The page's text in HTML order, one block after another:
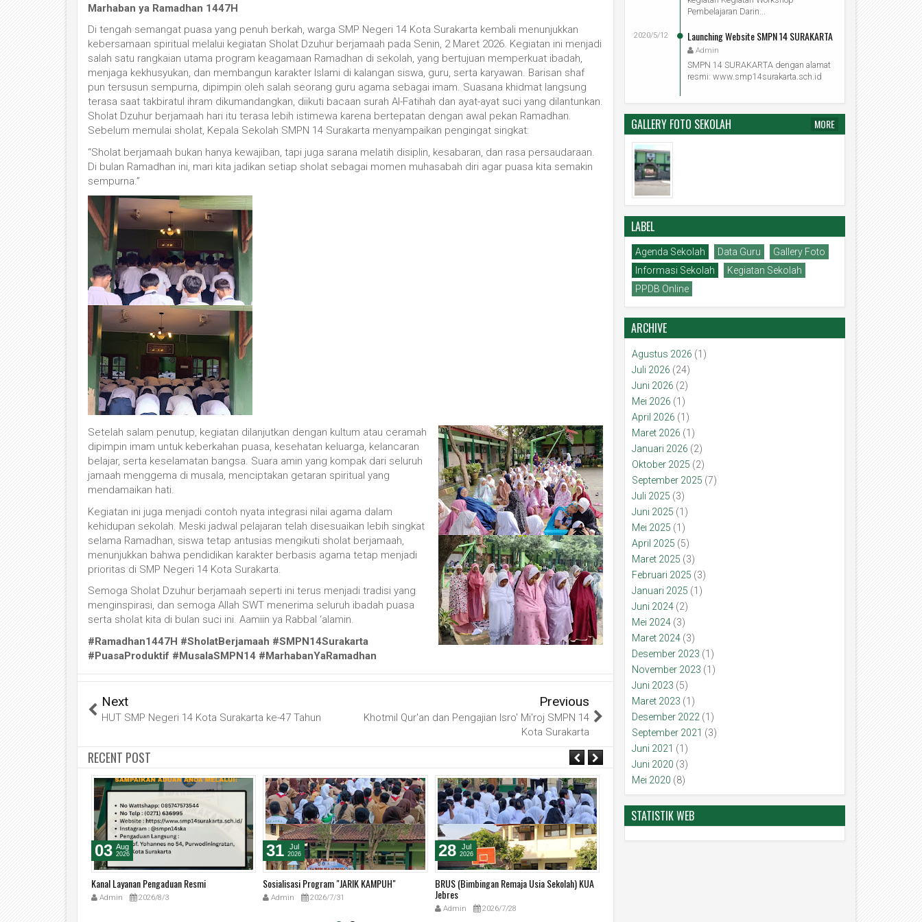
Marhaban ya Ramadhan 1447H
Di tengah semangat puasa yang penuh berkah, warga SMP Negeri 14 Kota Surakarta kembali menunjukkan
kebersamaan spiritual melalui kegiatan Sholat Dzuhur berjamaah pada Senin, 2 Maret 2026. Kegiatan ini menjadi
salah satu rangkaian utama program keagamaan Ramadhan di sekolah, yang bertujuan memperkuat ibadah,
menjaga kekhusyukan, dan membangun karakter Islami di kalangan siswa, guru, serta karyawan. Barisan shaf
pun tersusun sempurna, dipimpin oleh salah seorang guru agama sebagai imam. Suasana khidmat langsung
terasa saat takbiratul ihram dikumandangkan, diikuti bacaan surah Al-Fatihah dan ayat-ayat suci yang dilantunkan.
Sholat Dzuhur berjamaah hari itu terasa lebih istimewa karena bertepatan dengan awal pekan Ramadhan.
Sebelum memulai sholat, Kepala Sekolah SMPN 14 Surakarta menyampaikan pengingat singkat:
“Sholat berjamaah bukan hanya kewajiban, tapi juga sarana melatih disiplin, kesabaran, dan rasa persaudaraan.
Di bulan Ramadhan ini, mari kita jadikan setiap sholat sebagai momen muhasabah diri agar puasa kita semakin
sempurna.”
Setelah salam penutup, kegiatan dilanjutkan dengan kultum atau ceramah
dipimpin imam untuk keberkahan puasa, kesehatan keluarga, kelancaran
belajar, serta keselamatan bangsa. Suara amin yang kompak dari seluruh
jamaah menggema di musala, menciptakan getaran spiritual yang
mendamaikan hati.
Kegiatan ini juga menjadi contoh nyata integrasi nilai agama dalam
kehidupan sekolah. Meski jadwal pelajaran telah disesuaikan lebih singkat
selama Ramadhan, siswa tetap antusias mengikuti sholat berjamaah,
menunjukkan bahwa pendidikan karakter berbasis agama tetap menjadi
prioritas di SMP Negeri 14 Kota Surakarta.
Semoga Sholat Dzuhur berjamaah seperti ini terus menjadi tradisi yang
menginspirasi, dan semoga Allah SWT menerima seluruh ibadah puasa
serta sholat kita di bulan suci ini. Aamiin ya Rabbal ‘alamin.
#Ramadhan1447H #SholatBerjamaah #SMPN14Surakarta
#PuasaProduktif #MusalaSMPN14 #MarhabanYaRamadhan
Next
HUT SMP Negeri 14 Kota Surakarta ke-47 Tahun
Previous
Khotmil Qur'an dan Pengajian Isro' Mi'roj SMPN 14
Kota Surakarta
RECENT POST
03 Aug
2026
Kanal Layanan Pengaduan Resmi
Admin 2026/8/3
31 Jul
2026
Sosialisasi Program "JARIK KAMPUH"
Admin 2026/7/31
28 Jul
2026
BRUS (Bimbingan Remaja Usia Sekolah) KUA
Jebres
Admin 2026/7/28
Pembelajaran Darin...
Launching Website SMPN 14 SURAKARTA
Admin
2020/5/12
SMPN 14 SURAKARTA dengan alamat
resmi: www.smp14surakarta.sch.id
GALLERY FOTO SEKOLAH MORE
LABEL
Agenda Sekolah Data Guru
Gallery Foto
Informasi Sekolah
Kegiatan Sekolah
PPDB Online
ARCHIVE
Agustus 2026 (1)
Juli 2026 (24)
Juni 2026 (2)
Mei 2026 (1)
April 2026 (1)
Maret 2026 (1)
Januari 2026 (2)
Oktober 2025 (2)
September 2025 (7)
Juli 2025 (3)
Juni 2025 (1)
Mei 2025 (1)
April 2025 (5)
Maret 2025 (3)
Februari 2025 (3)
Januari 2025 (1)
Juni 2024 (2)
Mei 2024 (3)
Maret 2024 (3)
Desember 2023 (1)
November 2023 (1)
Juni 2023 (5)
Maret 2023 (1)
Desember 2022 (1)
September 2021 (3)
Juni 2021 (1)
Juni 2020 (3)
Mei 2020 (8)
STATISTIK WEB